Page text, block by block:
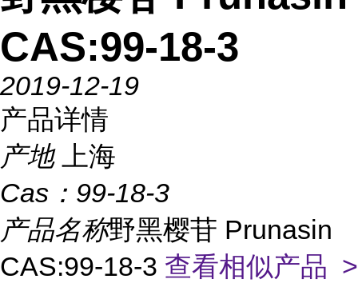
CAS:99-18-3
2019-12-19
产品详情
产地
上海
Cas： 99-18-3
产品名称野黑樱苷 Prunasin
CAS:99-18-3 查看相似产品 >